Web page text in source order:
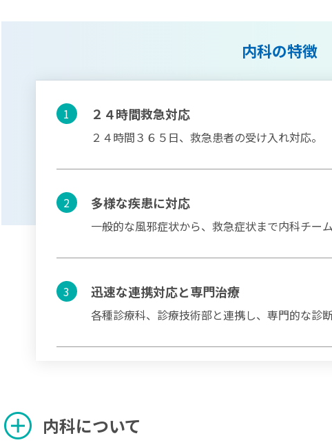
内科の特徴
1 ２４時間救急対応
２４時間３６５日、救急患者の受け入れ対応。
2 多様な疾患に対応
一般的な風邪症状から、救急症状まで内科チー
3 迅速な連携対応と専門治療
各種診療科、診療技術部と連携し、専門的な診
add_circle 内科について